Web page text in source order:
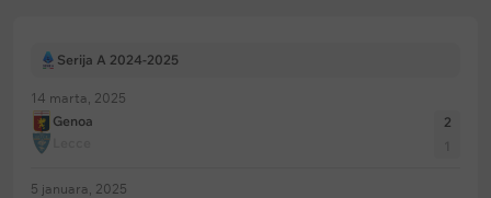
Serija A 2024-2025
14 marta, 2025
Genoa
2
5 januara, 2025